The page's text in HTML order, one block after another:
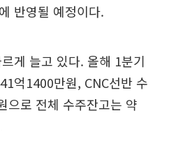
반영될 예정이다.
게 늘고 있다. 올해 1분기
억1400만원, CNC선반 수
으로 전체 수주잔고는 약